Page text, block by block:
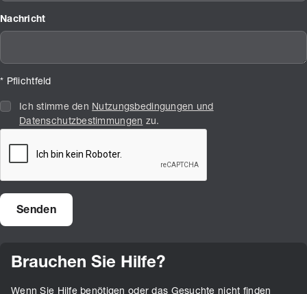
Nachricht
* Pflichtfeld
Ich stimme den Nutzungsbedingungen und
Datenschutzbestimmungen zu.
Brauchen Sie Hilfe?
Wenn Sie Hilfe benötigen oder das Gesuchte nicht finden